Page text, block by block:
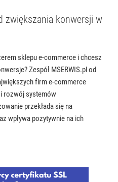
zwiększania konwersji w
sklepu e-commerce i chcesz
Zespół MSERWIS.pl od
firm e-commerce
rozwój systemów
przekłada się na
wpływa pozytywnie na ich